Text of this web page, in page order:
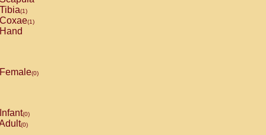
Tibia(1)
Coxae(1)
Hand
Female(0)
Infant(0)
(0)